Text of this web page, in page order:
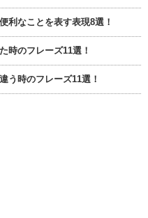
利なことを表す表現8選！
時のフレーズ11選！
う時のフレーズ11選！